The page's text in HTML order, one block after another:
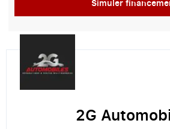
Simuler
2G